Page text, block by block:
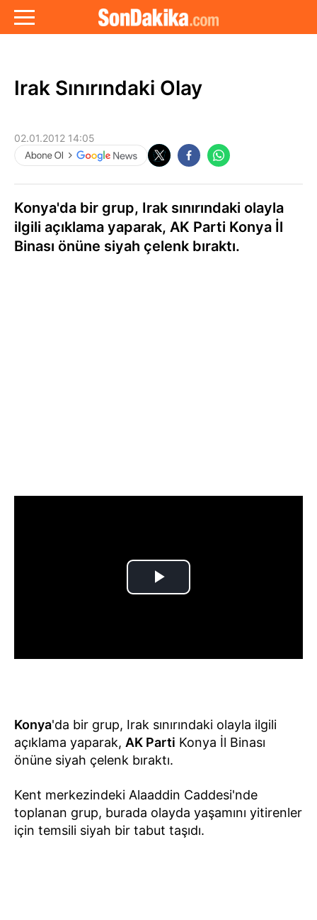
Irak Sınırındaki Olay
02.01.2012 14:05
Konya'da bir grup, Irak sınırındaki olayla
ilgili açıklama yaparak, AK Parti Konya İl
Binası önüne siyah çelenk bıraktı.
Konya'da bir grup, Irak sınırındaki olayla ilgili
açıklama yaparak, AK Parti Konya İl Binası
önüne siyah çelenk bıraktı.
Kent merkezindeki Alaaddin Caddesi'nde
toplanan grup, burada olayda yaşamını yitirenler
için temsili siyah bir tabut taşıdı.